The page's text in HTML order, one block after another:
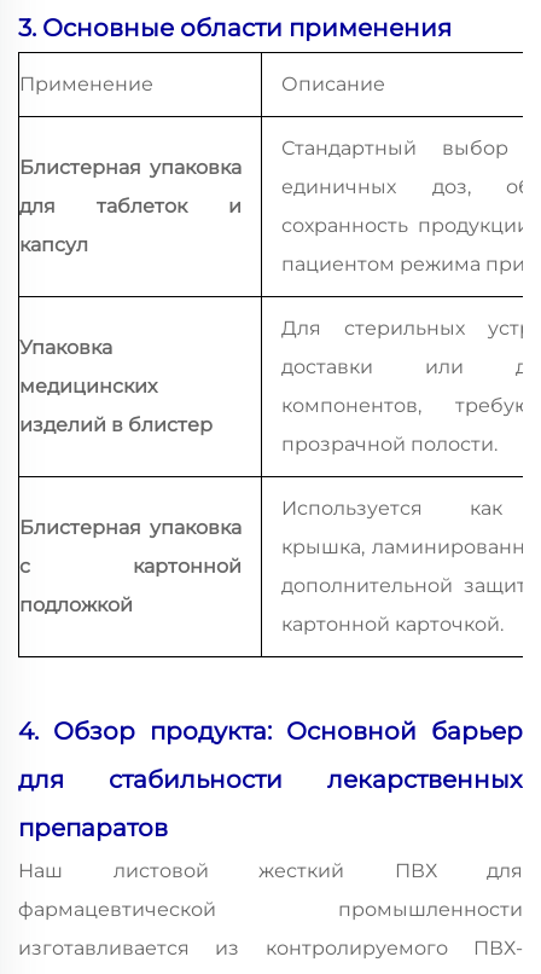
3. Основные области применения
Применение Описание
Блистерная упаковка
для таблеток и
капсул
Стандартный выбор
единичных доз,
сохранность
пациентом режима
Упаковка
медицинских
изделий в блистер
Для стерильных
доставки или
компонентов,
прозрачной полости.
Блистерная упаковка
с картонной
подложкой
Используется как
крышка,
дополнительной
картонной карточкой.
4. Обзор продукта: Основной барьер
для стабильности лекарственных
препаратов
Наш листовой жесткий ПВХ для
фармацевтической промышленности
изготавливается из контролируемого ПВХ-